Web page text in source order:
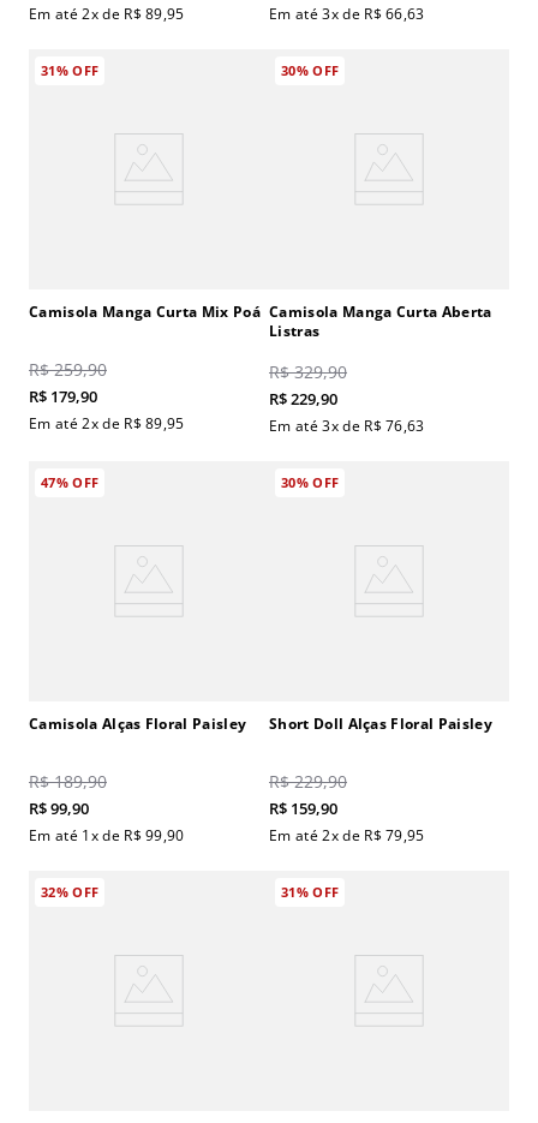
Em até2x de R$ 89,95 Em até3x de R$ 66,63
31%OFF
Camisola Manga Curta Mix Poá
R$ 259,90
R$ 179,90
Em até2x de R$ 89,95
30%OFF
Camisola Manga Curta Aberta
Listras
R$ 329,90
R$229,90
Em até3x de R$ 76,63
47%OFF
Camisola Alças Floral Paisley
R$ 189,90
R$99,90
Em até 1x de R$ 99,90
30%OFF
Short Doll Alças Floral Paisley
R$ 229,90
R$ 159,90
Em até2x de R$ 79,95
32%OFF 31%OFF